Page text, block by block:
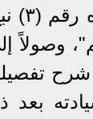
تفقدية،
شرح